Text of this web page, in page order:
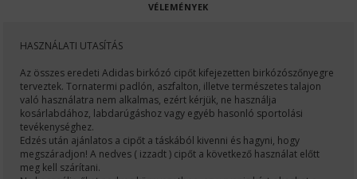
VÉLEMÉNYEK
HASZNÁLATI UTASÍTÁS
Az összes eredeti Adidas birkózó cipőt kifejezetten birkózószőnyegre
terveztek. Tornatermi padlón, aszfalton, illetve természetes talajon
való használatra nem alkalmas, ezért kérjük, ne használja
kosárlabdához, labdarúgáshoz vagy egyéb hasonló sportolási
tevékenységhez.
Edzés után ajánlatos a cipőt a táskából kivenni és hagyni, hogy
megszáradjon! A nedves ( izzadt ) cipőt a következő használat előtt
meg kell szárítani.